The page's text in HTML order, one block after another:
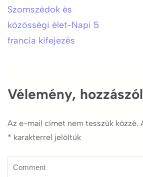
Bejegyzés
navigáció
Szomszédok és
közösségi élet-Napi 5
francia kifejezés
Vélemény,
Az e-mail címet nem tesszük közzé.
* karakterrel jelöltük
Comment